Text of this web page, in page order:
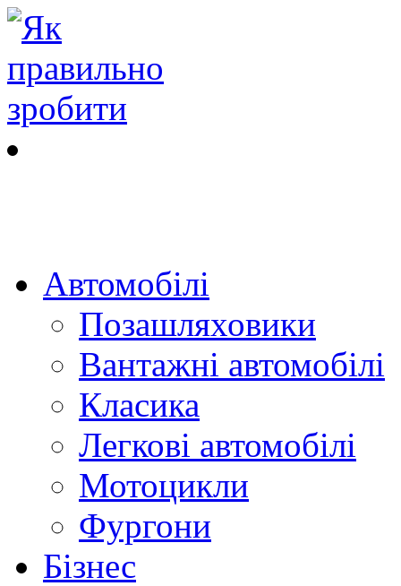
Автомобілі
Позашляховики
Вантажні автомобілі
Класика
Легкові автомобілі
Мотоцикли
Фургони
Бізнес